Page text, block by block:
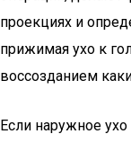
проекциях и
прижимая ухо к
воссозданием
Если наружное ухо